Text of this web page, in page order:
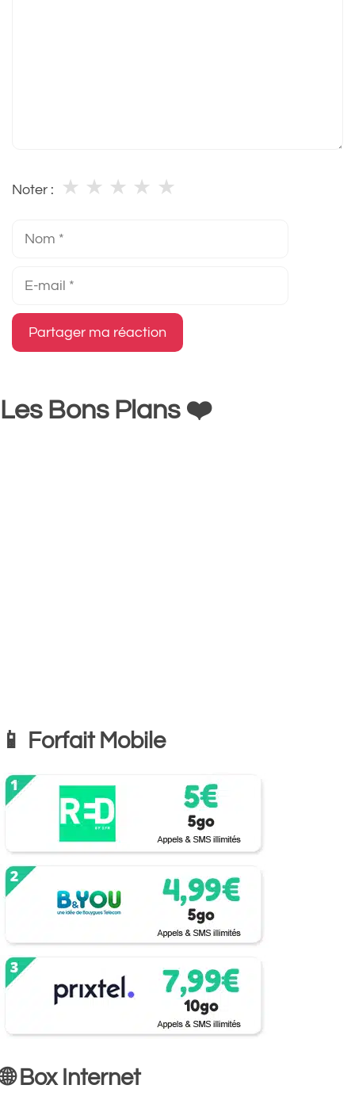
Noter : ★
★
★
★
★
Les Bons Plans ❤️
📱 Forfait Mobile
🌐 Box Internet